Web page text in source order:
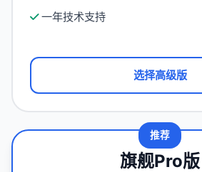
一年技术支持
选择高级版
推荐
旗舰Pro版